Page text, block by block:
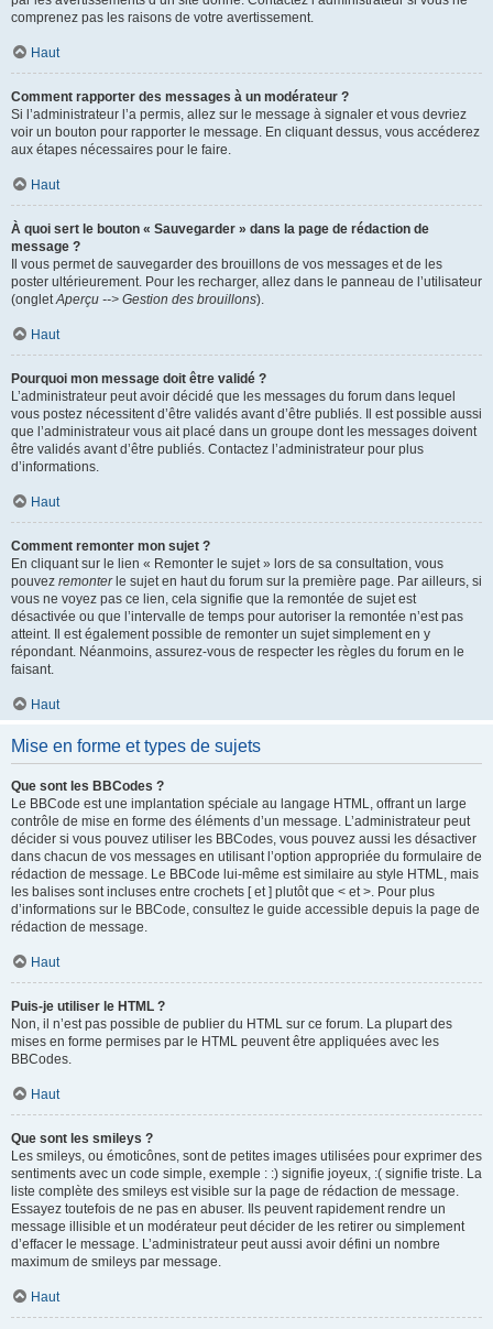
comprenez pas les raisons de votre avertissement.
Haut
Comment rapporter des messages à un modérateur ?
Si l’administrateur l’a permis, allez sur le message à signaler et vous devriez
voir un bouton pour rapporter le message. En cliquant dessus, vous accéderez
aux étapes nécessaires pour le faire.
Haut
À quoi sert le bouton « Sauvegarder » dans la page de rédaction de
message ?
Il vous permet de sauvegarder des brouillons de vos messages et de les
poster ultérieurement. Pour les recharger, allez dans le panneau de l’utilisateur
(ongletAperçu --> Gestion des brouillons).
Haut
Pourquoi mon message doit être validé ?
L’administrateur peut avoir décidé que les messages du forum dans lequel
vous postez nécessitent d’être validés avant d’être publiés. Il est possible aussi
que l’administrateur vous ait placé dans un groupe dont les messages doivent
être validés avant d’être publiés. Contactez l’administrateur pour plus
d’informations.
Haut
Comment remonter mon sujet ?
En cliquant sur le lien « Remonter le sujet » lors de sa consultation, vous
pouvez remonterle sujet en haut du forum sur la première page. Par ailleurs, si
vous ne voyez pas ce lien, cela signifie que la remontée de sujet est
désactivée ou que l’intervalle de temps pour autoriser la remontée n’est pas
atteint. Il est également possible de remonter un sujet simplement en y
répondant. Néanmoins, assurez-vous de respecter les règles du forum en le
faisant.
Haut
Mise en forme et types de sujets
Que sont les BBCodes ?
Le BBCode est une implantation spéciale au langage HTML, offrant un large
contrôle de mise en forme des éléments d’un message. L’administrateur peut
décider si vous pouvez utiliser les BBCodes, vous pouvez aussi les désactiver
dans chacun de vos messages en utilisant l’option appropriée du formulaire de
rédaction de message. Le BBCode lui-même est similaire au style HTML, mais
les balises sont incluses entre crochets [ et ] plutôt que < et >. Pour plus
d’informations sur le BBCode, consultez le guide accessible depuis la page de
rédaction de message.
Haut
Puis-je utiliser le HTML ?
Non, il n’est pas possible de publier du HTML sur ce forum. La plupart des
mises en forme permises par le HTML peuvent être appliquées avec les
BBCodes.
Haut
Que sont les smileys ?
Les smileys, ou émoticônes, sont de petites images utilisées pour exprimer des
sentiments avec un code simple, exemple : :) signifie joyeux, :( signifie triste. La
liste complète des smileys est visible sur la page de rédaction de message.
Essayez toutefois de ne pas en abuser. Ils peuvent rapidement rendre un
message illisible et un modérateur peut décider de les retirer ou simplement
d’effacer le message. L’administrateur peut aussi avoir défini un nombre
maximum de smileys par message.
Haut